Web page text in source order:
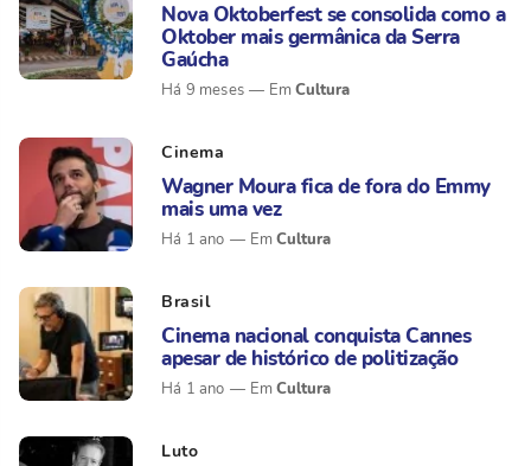
Nova Oktoberfest se consolida como a
Oktober mais germânica da Serra
Gaúcha
Há 9 meses Cultura
Cinema
Wagner Moura fica de fora do Emmy
mais uma vez
Há 1 ano Cultura
Brasil
Cinema nacional conquista Cannes
apesar de histórico de politização
Há 1 ano Cultura
Luto